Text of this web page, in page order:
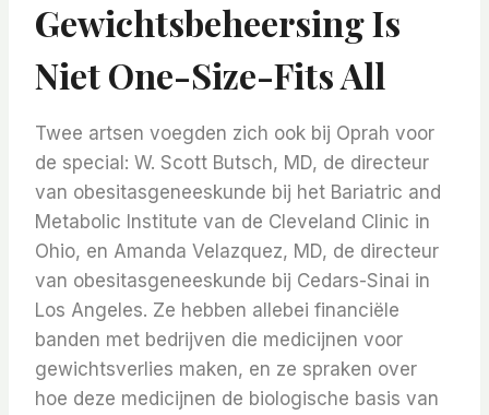
Gewichtsbeheersing Is
Niet One-Size-Fits All
Twee artsen voegden zich ook bij Oprah voor
de special: W. Scott Butsch, MD, de directeur
van obesitasgeneeskunde bij het Bariatric and
Metabolic Institute van de Cleveland Clinic in
Ohio, en Amanda Velazquez, MD, de directeur
van obesitasgeneeskunde bij Cedars-Sinai in
Los Angeles. Ze hebben allebei financiële
banden met bedrijven die medicijnen voor
gewichtsverlies maken, en ze spraken over
hoe deze medicijnen de biologische basis van